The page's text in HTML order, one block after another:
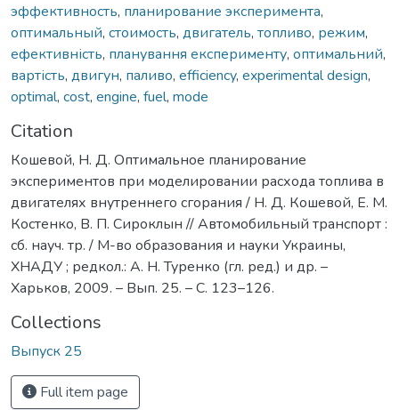
эффективность, планирование эксперимента,
оптимальный, стоимость, двигатель, топливо, режим,
ефективність, планування експерименту, оптимальний,
вартість, двигун, паливо, efficiency, experimental design,
optimal, cost, engine, fuel, mode
Citation
Кошевой, Н. Д. Оптимальное планирование
экспериментов при моделировании расхода топлива в
двигателях внутреннего сгорания / Н. Д. Кошевой, Е. М.
Костенко, В. П. Сироклын // Автомобильный транспорт :
сб. науч. тр. / М-во образования и науки Украины,
ХНАДУ ; редкол.: А. Н. Туренко (гл. ред.) и др. –
Харьков, 2009. – Вып. 25. – С. 123–126.
Collections
Выпуск 25
Full item page